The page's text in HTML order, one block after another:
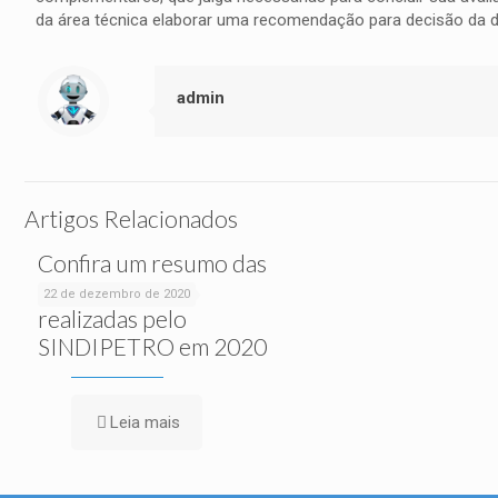
da área técnica elaborar uma recomendação para decisão da
admin
Artigos Relacionados
22 de dezembro de 2020
Confira um resumo das
ações sociais
realizadas pelo
SINDIPETRO em 2020
Leia mais